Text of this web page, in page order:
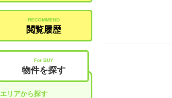
RECOMMEND
閲覧履歴
For BUY
物件を探す
エリアから探す